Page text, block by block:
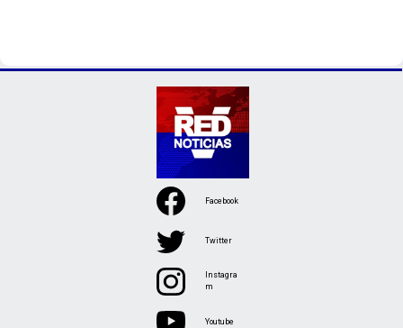
Facebook
Twitter
Instagra
m
Youtube